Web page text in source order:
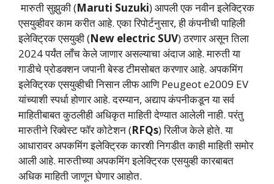
मारुती सुझुकी (Maruti Suzuki) आपली एक नवीन इलेक्ट्रिक
एसयुव्हीवर काम करीत आहे. एका रिपोर्टनुसार, ही कंपनीची पाहिली
इलेक्ट्रिक एसयुव्ही (New electric SUV) ठरणार असून तिला
2024 पर्यंत लाँच केले जाणार असल्याचा अंदाज आहे. मारुती या
गाडीचे प्रोडक्शन जपानी बेस्ड टीमसोबत करणार आहे. अपकमिंग
इलेक्ट्रिक एसयुव्हीची निसान लीफ आणि Peugeot e2009 EV
यांच्याशी स्पर्धा होणार आहे. दरम्यान, अद्याप कंपनीकडून या सर्व
माहितीबाबत कुठलीही अधिकृत माहिती देण्यात आलेली नाही. परंतु
मारुतीने रिक्वेस्ट फॉर कोटेशन (RFQs) रिलीज केले होते. या
आधारावर अपकमिंग इलेक्ट्रिक कारशी निगडीत काही माहिती समोर
आली आहे. मारुतीच्या अपकमिंग इलेक्ट्रिक एसयुव्ही कारबाबत
अधिक माहिती जाणून घेणार आहोत.